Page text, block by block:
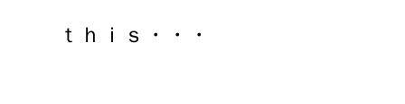
ｔｈｉｓ・・・